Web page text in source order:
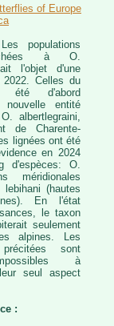
of Europe
Les populations
à O.
l'objet d'une
Celles du
été d'abord
entité
albertlegraini,
de Charente-
lignées ont été
en 2024
d'espèces: O.
méridionales
(hautes
En l'état
le taxon
seulement
alpines. Les
sont
à
seul aspect
: